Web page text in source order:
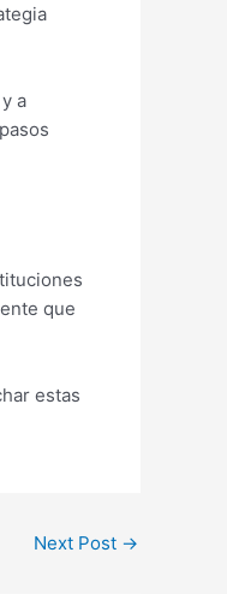
a
que
estas
Next Post →